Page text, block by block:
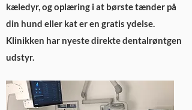
kæledyr, og oplæring i at børste tænder på
din hund eller kat er en gratis ydelse.
Klinikken har nyeste direkte dentalrøntgen
udstyr.